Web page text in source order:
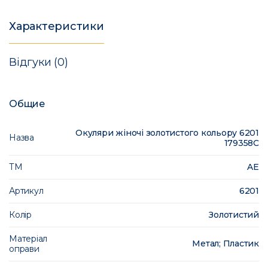
Характеристики
Відгуки (0)
Общие
Назва
Окуляри жіночі золотистого кольору 6201
179358C
ТМ AE
Артикул 6201
Колір Золотистий
Матеріал
оправи
Метал; Пластик